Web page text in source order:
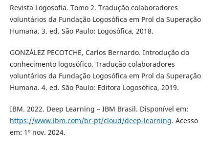
Revista Logosofia. Tomo 2. Tradução colaboradores
voluntários da Fundação Logosófica em Prol da Superação
Humana. 3. ed. São Paulo: Logosófica, 2018.
GONZÁLEZ PECOTCHE, Carlos Bernardo. Introdução do
conhecimento logosófico. Tradução colaboradores
voluntários da Fundação Logosófica em Prol da Superação
Humana. 4. ed. São Paulo: Editora Logosófica, 2019.
IBM. 2022. Deep Learning – IBM Brasil. Disponível em:
https://www.ibm.com/br-pt/cloud/deep-learning. Acesso
em: 1º nov. 2024.